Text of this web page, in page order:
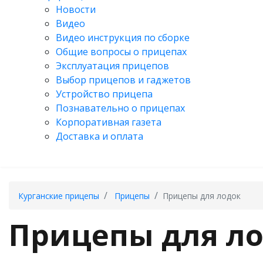
Новости
Видео
Видео инструкция по сборке
Общие вопросы о прицепах
Эксплуатация прицепов
Выбор прицепов и гаджетов
Устройство прицепа
Познавательно о прицепах
Корпоративная газета
Доставка и оплата
Курганские прицепы Прицепы Прицепы для лодок
Прицепы для